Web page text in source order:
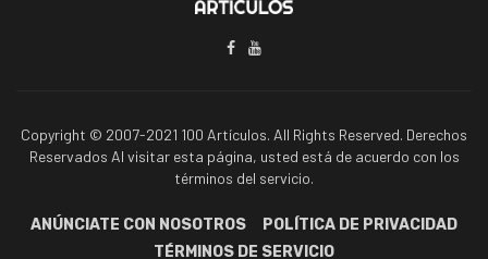
Copyright © 2007-2021 100 Artículos. All Rights Reserved. Derechos
Reservados Al visitar esta página, usted está de acuerdo con los
términos del servicio.
ANÚNCIATE CON NOSOTROS
POLÍTICA DE PRIVACIDAD
TÉRMINOS DE SERVICIO